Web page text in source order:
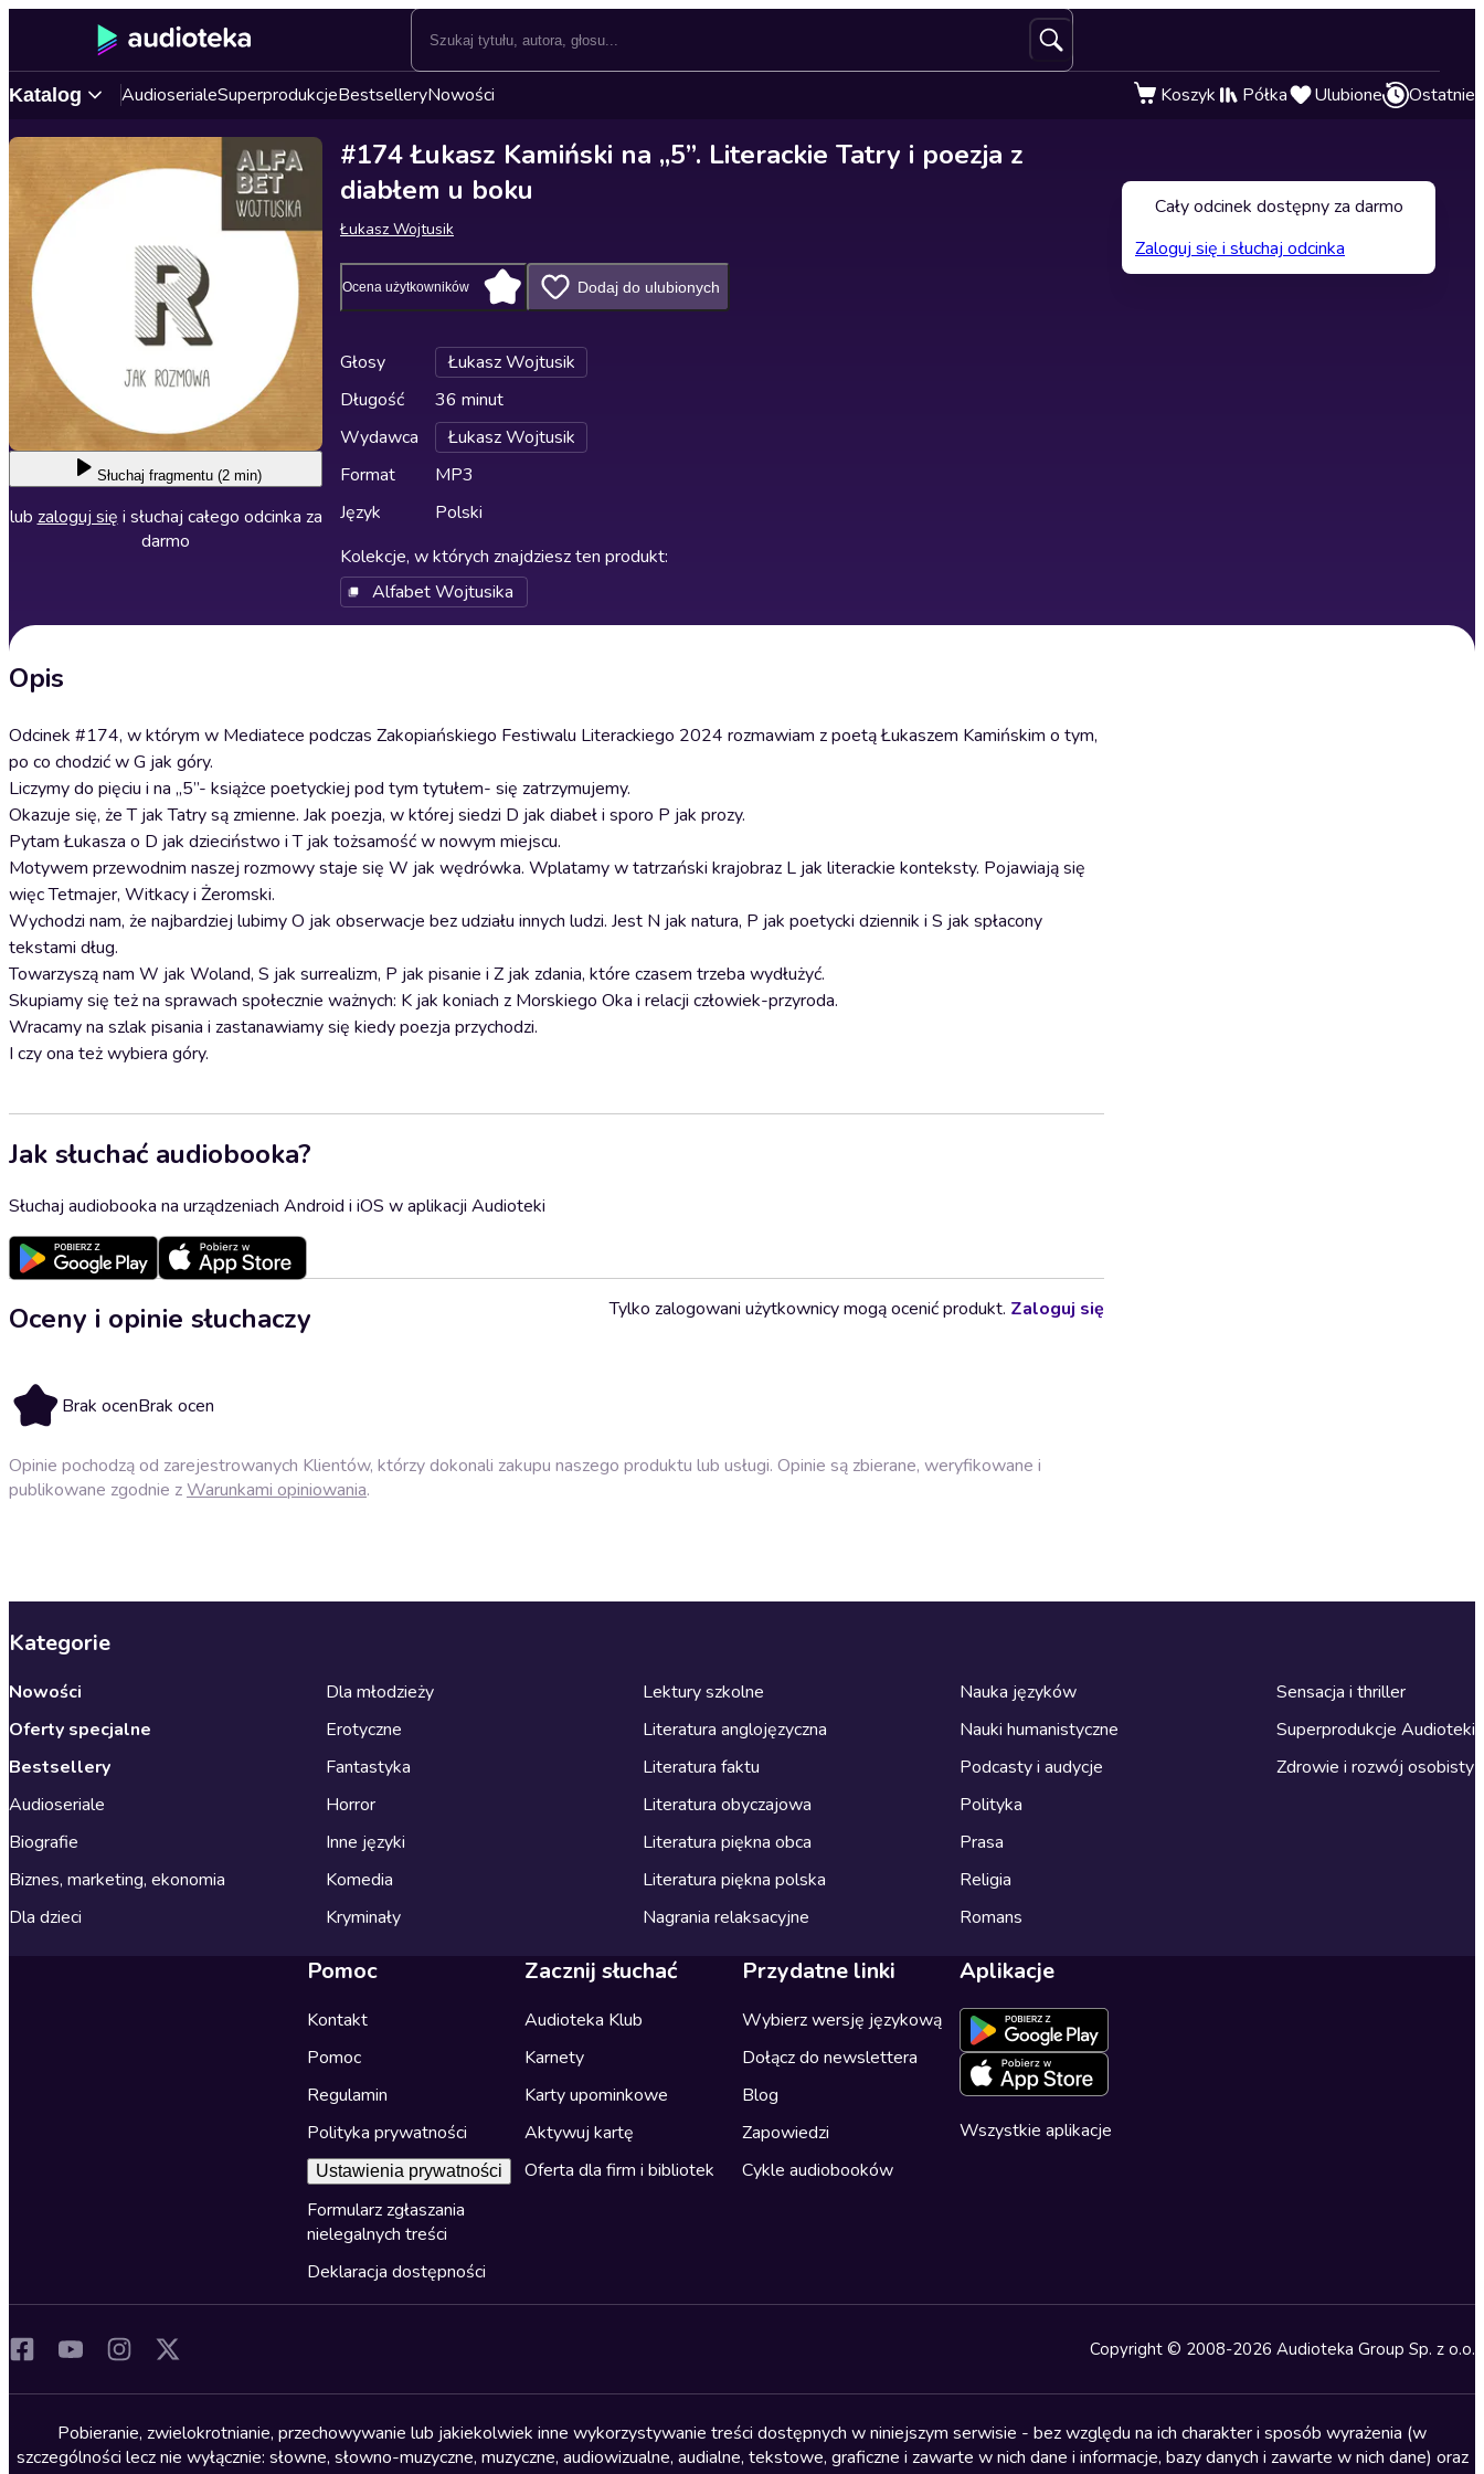
Katalog AudioserialeSuperprodukcjeBestselleryNowości Koszyk Półka Ulubione Ostatnie
Słuchaj fragmentu (2 min)
lub zaloguj się i słuchaj całego odcinka za
darmo
#174 Łukasz Kamiński na „5”. Literackie Tatry i poezja z
diabłem u boku
Łukasz Wojtusik
Ocena użytkowników Dodaj do ulubionych
Głosy
Łukasz Wojtusik
Długość
36 minut
Wydawca
Łukasz Wojtusik
Format
MP3
Język
Polski
Kolekcje, w których znajdziesz ten produkt:
Alfabet Wojtusika
Opis
Odcinek #174, w którym w Mediatece podczas Zakopiańskiego Festiwalu Literackiego 2024 rozmawiam z poetą Łukaszem Kamińskim o tym,
po co chodzić w G jak góry.
Liczymy do pięciu i na „5”- książce poetyckiej pod tym tytułem- się zatrzymujemy.
Okazuje się, że T jak Tatry są zmienne. Jak poezja, w której siedzi D jak diabeł i sporo P jak prozy.
Pytam Łukasza o D jak dzieciństwo i T jak tożsamość w nowym miejscu.
Motywem przewodnim naszej rozmowy staje się W jak wędrówka. Wplatamy w tatrzański krajobraz L jak literackie konteksty. Pojawiają się
więc Tetmajer, Witkacy i Żeromski.
Wychodzi nam, że najbardziej lubimy O jak obserwacje bez udziału innych ludzi. Jest N jak natura, P jak poetycki dziennik i S jak spłacony
tekstami dług.
Towarzyszą nam W jak Woland, S jak surrealizm, P jak pisanie i Z jak zdania, które czasem trzeba wydłużyć.
Skupiamy się też na sprawach społecznie ważnych: K jak koniach z Morskiego Oka i relacji człowiek-przyroda.
Wracamy na szlak pisania i zastanawiamy się kiedy poezja przychodzi.
I czy ona też wybiera góry.
Jak słuchać audiobooka?
Słuchaj audiobooka na urządzeniach Android i iOS w aplikacji Audioteki
Oceny i opinie słuchaczy
Brak ocenBrak ocen
Tylko zalogowani użytkownicy mogą ocenić produkt. Zaloguj się
Opinie pochodzą od zarejestrowanych Klientów, którzy dokonali zakupu naszego produktu lub usługi. Opinie są zbierane, weryfikowane i
publikowane zgodnie zWarunkami opiniowania.
Cały odcinek dostępny za darmo
Zaloguj się i słuchaj odcinka
Kategorie
Nowości
Oferty specjalne
Bestsellery
Audioseriale
Biografie
Biznes, marketing, ekonomia
Dla dzieci
Dla młodzieży
Erotyczne
Fantastyka
Horror
Inne języki
Komedia
Kryminały
Lektury szkolne
Literatura anglojęzyczna
Literatura faktu
Literatura obyczajowa
Literatura piękna obca
Literatura piękna polska
Nagrania relaksacyjne
Nauka języków
Nauki humanistyczne
Podcasty i audycje
Polityka
Prasa
Religia
Romans
Sensacja i thriller
Superprodukcje Audioteki
Zdrowie i rozwój osobisty
Pomoc
Kontakt
Pomoc
Regulamin
Polityka prywatności
Ustawienia prywatności
Formularz zgłaszania
nielegalnych treści
Deklaracja dostępności
Zacznij słuchać
Audioteka Klub
Karnety
Karty upominkowe
Aktywuj kartę
Oferta dla firm i bibliotek
Przydatne linki
Wybierz wersję językową
Dołącz do newslettera
Blog
Zapowiedzi
Cykle audiobooków
Aplikacje
Wszystkie aplikacje
Copyright © 2008-2026 Audioteka Group Sp. z o.o.
Pobieranie, zwielokrotnianie, przechowywanie lub jakiekolwiek inne wykorzystywanie treści dostępnych w niniejszym serwisie - bez względu na ich charakter i sposób wyrażenia (w
szczególności lecz nie wyłącznie: słowne, słowno-muzyczne, muzyczne, audiowizualne, audialne, tekstowe, graficzne i zawarte w nich dane i informacje, bazy danych i zawarte w nich dane) oraz